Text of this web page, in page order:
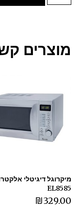
מוצרים
מיקרוגל דיגיטלי
EL8585
₪329.00